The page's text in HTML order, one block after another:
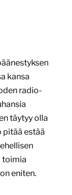
kansa
radio-
täytyy olla
pitää estää
toimia
eniten.